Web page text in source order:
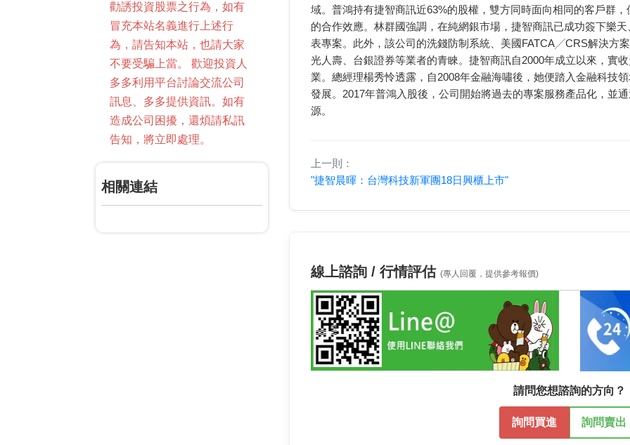
勸誘投資股票之行為，如有
冒充本站名義進行上述行
為，請告知本站，也請大家
不要受騙上當。 歡迎投資人
多多利用平台討論交流公司
訊息、多多提供資訊。如有
造成公司困擾，還煩請私訊
告知，將立即處理。
相關連結
域。普鴻持有捷智商訊近63%的股權，雙方同時面向相同的客戶群
的合作效應。林群國強調，在純網銀市場，捷智商訊已成功簽下樂
表專案。此外，該公司的洗錢防制系統、美國FATCA╱CRS解決方
光人壽、台銀證券等業者的青睞。捷智商訊自2000年成立以來，實
業。總經理楊秀怜透露，自2008年金融海嘯後，她便踏入金融科技
發展。2017年普鴻入股後，公司開始將過去的專案服務產品化，並
源。
上一則：
"捷智晨暉：台灣科技新軍團18日興櫃上市"
線上諮詢 / 行情評估(專人回覆，提供參考報價)
請問您想諮詢的方向？
詢問買進 詢問賣出